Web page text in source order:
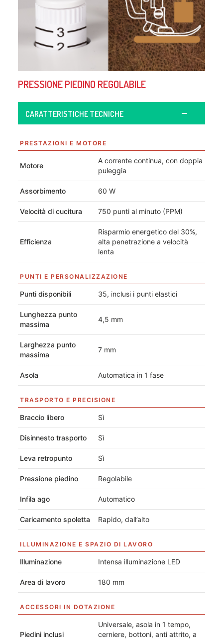
PRESSIONE PIEDINO REGOLABILE
CARATTERISTICHE TECNICHE
PRESTAZIONI E MOTORE
Motore
A corrente continua, con doppia
puleggia
Assorbimento 60 W
Velocità di cucitura 750 punti al minuto (PPM)
Efficienza
Risparmio energetico del 30%,
alta penetrazione a velocità
lenta
PUNTI E PERSONALIZZAZIONE
Punti disponibili 35, inclusi i punti elastici
Lunghezza punto
massima
4,5 mm
Larghezza punto
massima
7 mm
Asola Automatica in 1 fase
TRASPORTO E PRECISIONE
Braccio libero Sì
Disinnesto trasporto Sì
Leva retropunto Sì
Pressione piedino Regolabile
Infila ago Automatico
Caricamento spoletta Rapido, dall’alto
ILLUMINAZIONE E SPAZIO DI LAVORO
Illuminazione Intensa illuminazione LED
Area di lavoro 180 mm
ACCESSORI IN DOTAZIONE
Piedini inclusi
Universale, asola in 1 tempo,
cerniere, bottoni, anti attrito, a